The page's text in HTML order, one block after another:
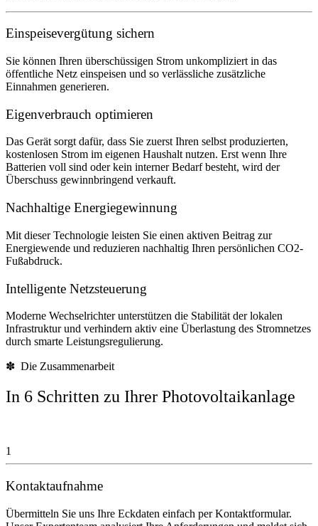
Einspeisevergütung sichern
Sie können Ihren überschüssigen Strom unkompliziert in das
öffentliche Netz einspeisen und so verlässliche zusätzliche
Einnahmen generieren.
Eigenverbrauch optimieren
Das Gerät sorgt dafür, dass Sie zuerst Ihren selbst produzierten,
kostenlosen Strom im eigenen Haushalt nutzen. Erst wenn Ihre
Batterien voll sind oder kein interner Bedarf besteht, wird der
Überschuss gewinnbringend verkauft.
Nachhaltige Energiegewinnung
Mit dieser Technologie leisten Sie einen aktiven Beitrag zur
Energiewende und reduzieren nachhaltig Ihren persönlichen CO2-
Fußabdruck.
Intelligente Netzsteuerung
Moderne Wechselrichter unterstützen die Stabilität der lokalen
Infrastruktur und verhindern aktiv eine Überlastung des Stromnetzes
durch smarte Leistungsregulierung.
✽ Die Zusammenarbeit
In 6 Schritten zu Ihrer Photovoltaikanlage
1
Kontaktaufnahme
Übermitteln Sie uns Ihre Eckdaten einfach per Kontaktformular.